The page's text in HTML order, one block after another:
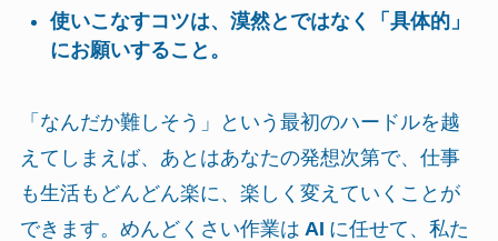
使いこなすコツは、漠然とではなく「具体的」
にお願いすること。
「なんだか難しそう」という最初のハードルを越
えてしまえば、あとはあなたの発想次第で、仕事
も生活もどんどん楽に、楽しく変えていくことが
できます。めんどくさい作業は AI に任せて、私た